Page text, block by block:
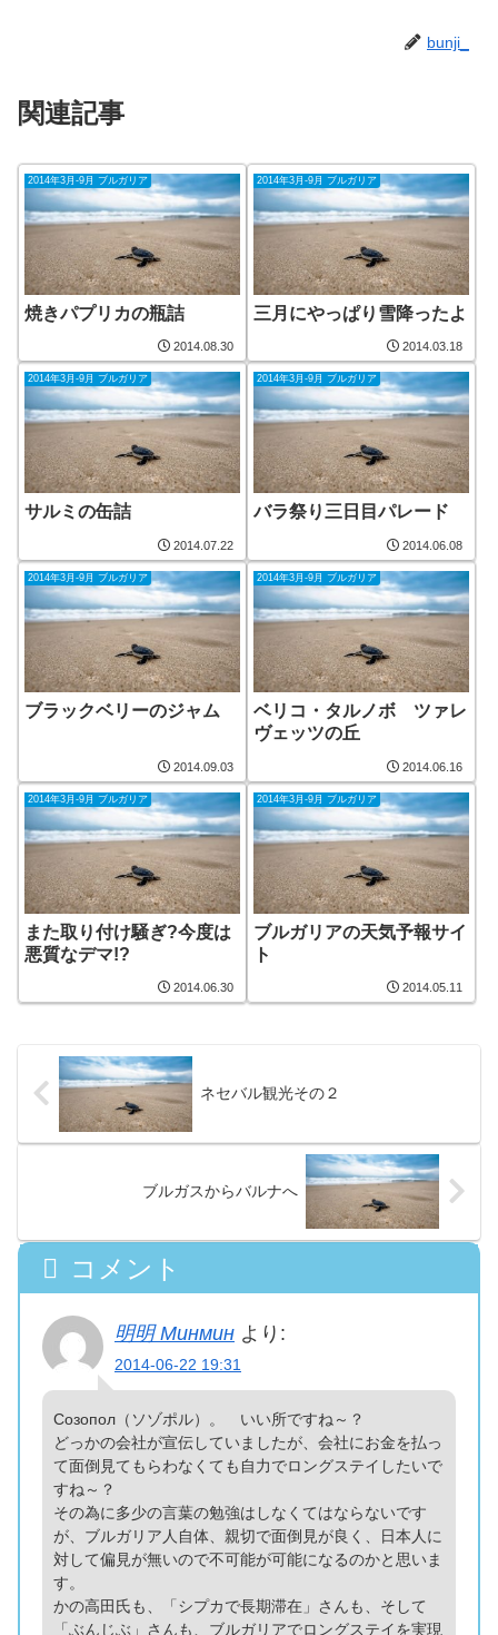
bunji_
関連記事
2014年3月-9月 ブルガリア
焼きパプリカの瓶詰
2014.08.30
2014年3月-9月 ブルガリア
三月にやっぱり雪降ったよ
2014.03.18
2014年3月-9月 ブルガリア
サルミの缶詰
2014.07.22
2014年3月-9月 ブルガリア
バラ祭り三日目パレード
2014.06.08
2014年3月-9月 ブルガリア
ブラックベリーのジャム
2014.09.03
2014年3月-9月 ブルガリア
ベリコ・タルノボ ツァレ
ヴェッツの丘
2014.06.16
2014年3月-9月 ブルガリア
また取り付け騒ぎ?今度は
悪質なデマ!?
2014.06.30
2014年3月-9月 ブルガリア
ブルガリアの天気予報サイ
ト
2014.05.11
ネセバル観光その２
ブルガスからバルナへ
コメント
明明 Минмин より:
2014-06-22 19:31
Созопол（ソゾポル）。 いい所ですね～？
どっかの会社が宣伝していましたが、会社にお金を払っ
て面倒見てもらわなくても自力でロングステイしたいで
すね～？
その為に多少の言葉の勉強はしなくてはならないです
が、ブルガリア人自体、親切で面倒見が良く、日本人に
対して偏見が無いので不可能が可能になるのかと思いま
す。
かの高田氏も、「シプカで長期滞在」さんも、そして
「ぶんじぶ」さんも、ブルガリアでロングステイを実現